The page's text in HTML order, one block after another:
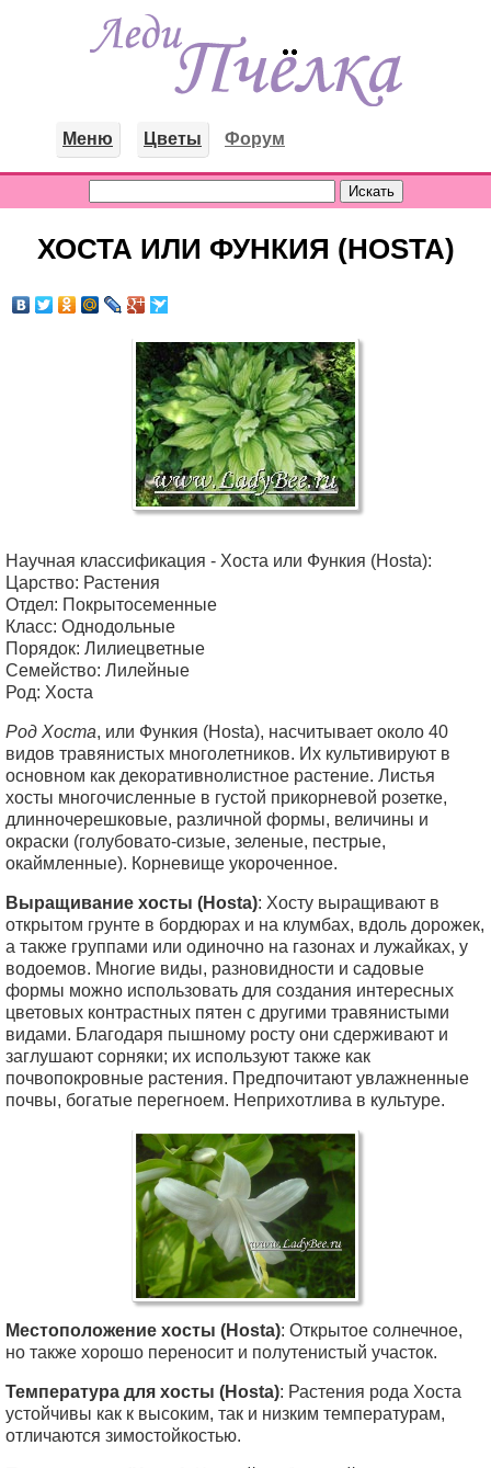
Меню Цветы Форум
ХОСТА ИЛИ ФУНКИЯ (HOSTA)
Научная классификация - Хоста или Функия (Hosta):
Царство: Растения
Отдел: Покрытосеменные
Класс: Однодольные
Порядок: Лилиецветные
Семейство: Лилейные
Род: Хоста
Род Хоста, или Функия (Hosta), насчитывает около 40
видов травянистых многолетников. Их культивируют в
основном как декоративнолистное растение. Листья
хосты многочисленные в густой прикорневой розетке,
длинночерешковые, различной формы, величины и
окраски (голубовато-сизые, зеленые, пестрые,
окаймленные). Корневище укороченное.
Выращивание хосты (Hosta): Хосту выращивают в
открытом грунте в бордюрах и на клумбах, вдоль дорожек,
а также группами или одиночно на газонах и лужайках, у
водоемов. Многие виды, разновидности и садовые
формы можно использовать для создания интересных
цветовых контрастных пятен с другими травянистыми
видами. Благодаря пышному росту они сдерживают и
заглушают сорняки; их используют также как
почвопокровные растения. Предпочитают увлажненные
почвы, богатые перегноем. Неприхотлива в культуре.
Местоположение хосты (Hosta): Открытое солнечное,
но также хорошо переносит и полутенистый участок.
Температура для хосты (Hosta): Растения рода Хоста
устойчивы как к высоким, так и низким температурам,
отличаются зимостойкостью.